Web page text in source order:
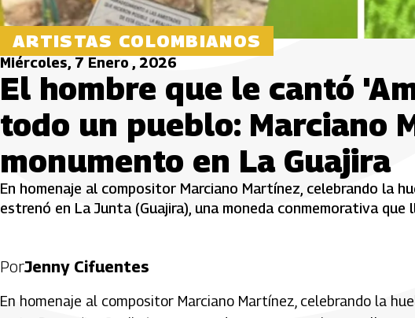
ARTISTAS COLOMBIANOS
Miércoles, 7 Enero , 2026
El hombre que le cantó
todo un pueblo: Marciano
monumento en La Guajira
En homenaje al compositor Marciano Martínez, celebrando la
estrenó en La Junta (Guajira), una moneda conmemorativa
PorJenny Cifuentes
En homenaje al compositor Marciano Martínez, celebrando la